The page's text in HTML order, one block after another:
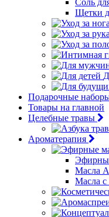
Соль
Щетки
Подарочные
Товары на главной
Целебные травы
Ароматерапия
Масла
Масла с